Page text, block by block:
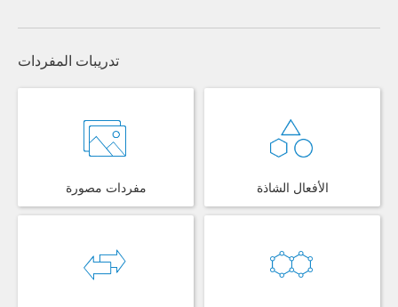
تدريبات المفردات
مفردات مصورة الأفعال الشاذة